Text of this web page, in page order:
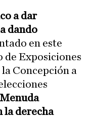
a dar
dando
en este
de Exposiciones
Concepción a
la derecha